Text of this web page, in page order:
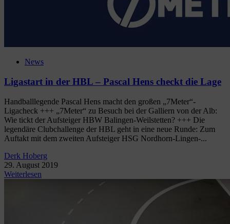
News
Ligastart in der HBL – Pascal Hens checkt die Lage
Handballlegende Pascal Hens macht den großen „7Meter“-
Ligacheck +++ „7Meter“ zu Besuch bei der Galliern von der Alb:
Wie tickt der Aufsteiger HBW Balingen-Weilstetten? +++ Die
legendäre Clubchallenge der HBL geht in eine neue Runde: Zum
Auftakt mit dem zweiten Aufsteiger HSG Nordhorn-Lingen-...
Derk Hoberg
29. August 2019
Weiterlesen